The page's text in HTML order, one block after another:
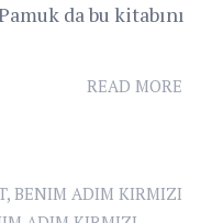
da bu kitabını
READ MORE
, BENIM ADIM KIRMIZI